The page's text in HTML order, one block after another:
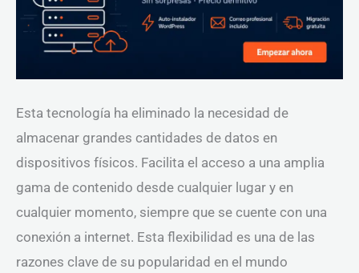
Esta tecnología ha eliminado la necesidad de
almacenar grandes cantidades de datos en
dispositivos físicos. Facilita el acceso a una amplia
gama de contenido desde cualquier lugar y en
cualquier momento, siempre que se cuente con una
conexión a internet. Esta flexibilidad es una de las
razones clave de su popularidad en el mundo